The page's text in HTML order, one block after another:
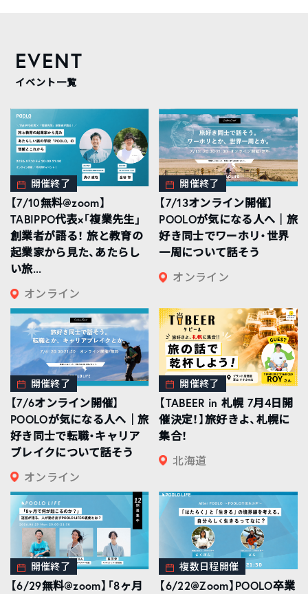
EVENT
イベント一覧
開催終了
【7/10無料@zoom】
TABIPPO代表×「複業先生」
創業者が語る！ 旅と教育の
起業家から見た、あたらし
い旅...
オンライン
開催終了
【7/13オンライン開催】
POOLOが気になる人へ｜旅
好き同士でワーホリ・世界
一周について話そう
オンライン
開催終了
【7/6オンライン開催】
POOLOが気になる人へ｜旅
好き同士で転職・キャリア
ブレイクについて話そう
オンライン
開催終了
【TABEER in 札幌 7月4日開
催決定！】旅好きよ、札幌に
集合！
北海道
開催終了
【6/29無料@zoom】「8ヶ月
複数日程開催
【6/22@Zoom】POOLO卒業